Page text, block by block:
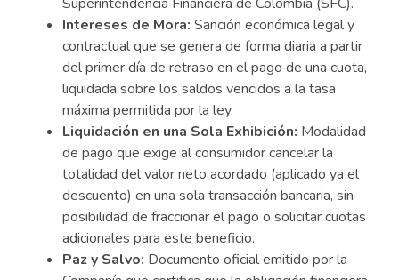
Intereses de Mora: Sanción económica legal y
contractual que se genera de forma diaria a partir
del primer día de retraso en el pago de una cuota,
liquidada sobre los saldos vencidos a la tasa
máxima permitida por la ley.
Liquidación en una Sola Exhibición: Modalidad
de pago que exige al consumidor cancelar la
totalidad del valor neto acordado (aplicado ya el
descuento) en una sola transacción bancaria, sin
posibilidad de fraccionar el pago o solicitar cuotas
adicionales para este beneficio.
Paz y Salvo: Documento oficial emitido por la